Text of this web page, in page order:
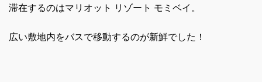
滞在するのはマリオット リゾート モミベイ。
広い敷地内をバスで移動するのが新鮮でした！